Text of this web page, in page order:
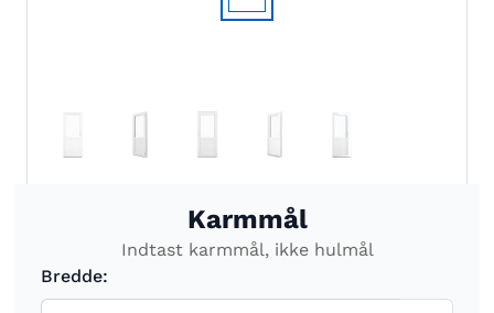
Karmmål
Indtast karmmål, ikke hulmål
Bredde: